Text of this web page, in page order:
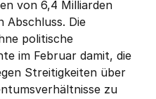
von 6,4 Milliarden
Abschluss. Die
politische
im Februar damit, die
Streitigkeiten über
zu